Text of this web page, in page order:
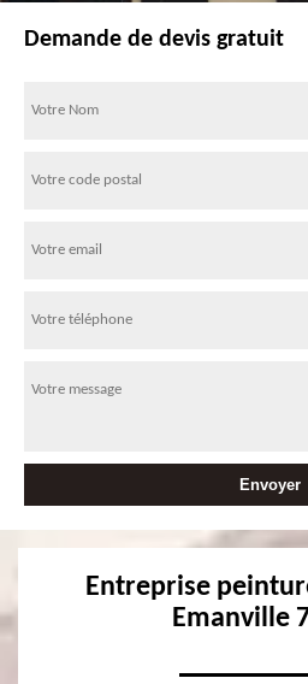
Demande de devis gratuit
Entreprise
Emanville